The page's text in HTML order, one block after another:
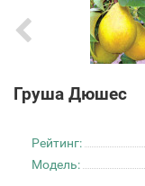
Груша Дюшес
Рейтинг:
Модель: